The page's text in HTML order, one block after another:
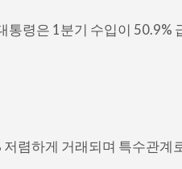
령은 1분기 수입이 50.9%
렴하게 거래되며 특수관계